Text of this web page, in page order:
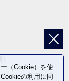
（Cookie）を使
の利用に同